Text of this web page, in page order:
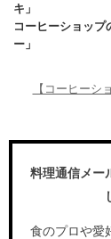
キ」
コーヒーショップ
ー」
【コーヒーシ
料理通信メー
食のプロや愛